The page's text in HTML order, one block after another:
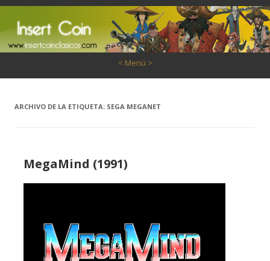
< Menú >
ARCHIVO DE LA ETIQUETA: SEGA MEGANET
MegaMind (1991)